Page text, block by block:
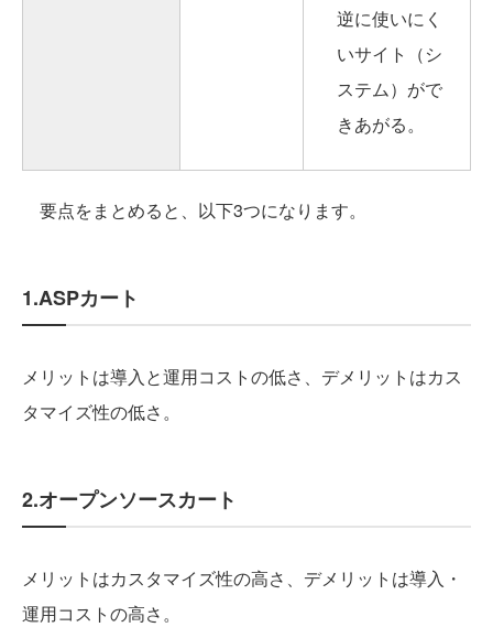
逆に使いにく
いサイト（シ
ステム）がで
きあがる。
要点をまとめると、以下3つになります。
1.ASPカート
メリットは導入と運用コストの低さ、デメリットはカス
タマイズ性の低さ。
2.オープンソースカート
メリットはカスタマイズ性の高さ、デメリットは導入・
運用コストの高さ。